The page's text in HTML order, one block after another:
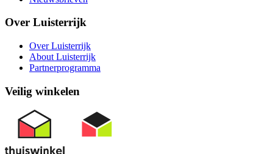
Over Luisterrijk
Over Luisterrijk
About Luisterrijk
Partnerprogramma
Veilig winkelen